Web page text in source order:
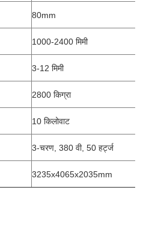
80mm
1000-2400 मिमी
3-12 मिमी
2800 किग्रा
10 किलोवाट
3-चरण, 380 वी, 50 हर्ट्ज
3235x4065x2035mm